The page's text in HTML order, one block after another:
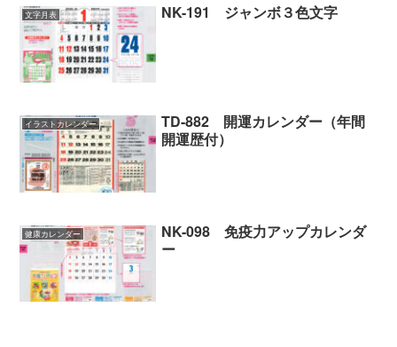
文字月表 NK-191 ジャンボ３色文字
イラストカレンダー
TD-882 開運カレンダー（年間
開運歴付）
健康カレンダー
NK-098 免疫力アップカレンダ
ー